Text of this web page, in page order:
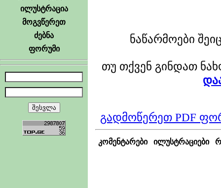
ილუსტრაცია
მოგვწერეთ
ძებნა
ფორუმი
ნაწარმოები
თუ თქვენ გინდათ
გადმოწერეთ PDF
კომენტარები ილუსტრაციები